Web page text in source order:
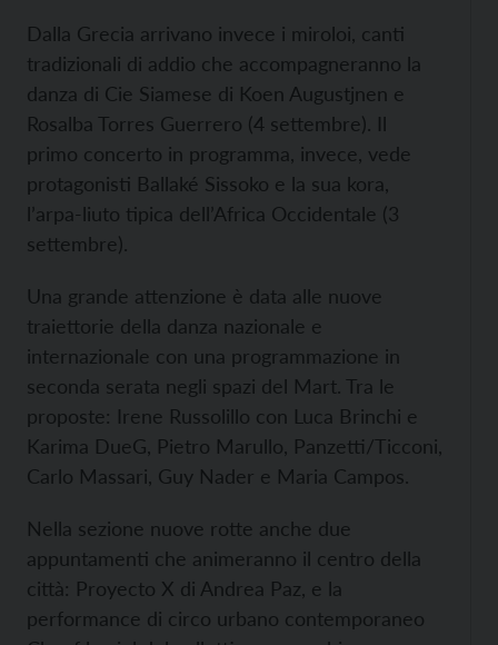
Dalla Grecia arrivano invece i miroloi, canti
tradizionali di addio che accompagneranno la
danza di Cie Siamese di Koen Augustjnen e
Rosalba Torres Guerrero (4 settembre). Il
primo concerto in programma, invece, vede
protagonisti Ballaké Sissoko e la sua kora,
l’arpa-liuto tipica dell’Africa Occidentale (3
settembre).
Una grande attenzione è data alle nuove
traiettorie della danza nazionale e
internazionale con una programmazione in
seconda serata negli spazi del Mart. Tra le
proposte: Irene Russolillo con Luca Brinchi e
Karima DueG, Pietro Marullo, Panzetti/Ticconi,
Carlo Massari, Guy Nader e Maria Campos.
Nella sezione nuove rotte anche due
appuntamenti che animeranno il centro della
città: Proyecto X di Andrea Paz, e la
performance di circo urbano contemporaneo